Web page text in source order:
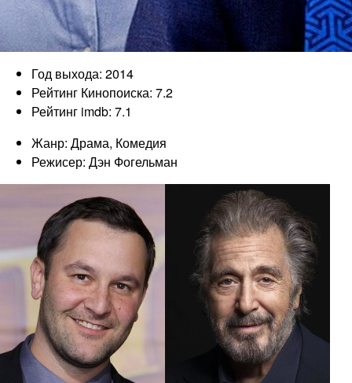
Год выхода: 2014
Рейтинг Кинопоиска: 7.2
Рейтинг imdb: 7.1
Жанр: Драма, Комедия
Режисер: Дэн Фогельман